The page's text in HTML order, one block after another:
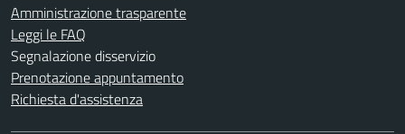
Amministrazione trasparente
Leggi le FAQ
Segnalazione disservizio
Prenotazione appuntamento
Richiesta d'assistenza